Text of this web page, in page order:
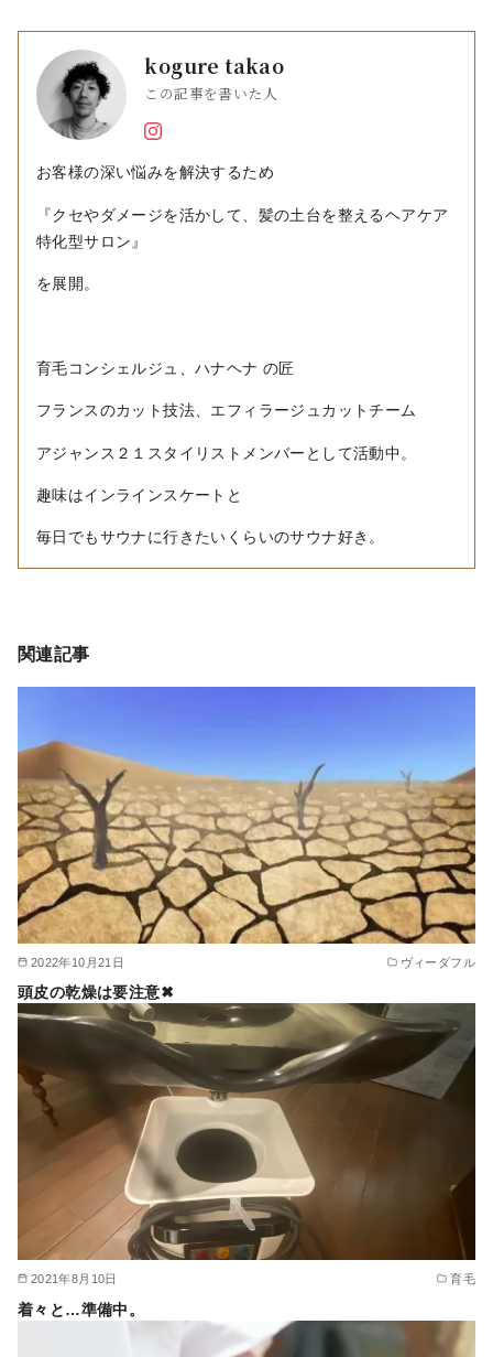
kogure takao
この記事を書いた人
お客様の深い悩みを解決するため
『クセやダメージを活かして、髪の土台を整えるヘアケア
特化型サロン』
を展開。
育毛コンシェルジュ、ハナヘナ の匠
フランスのカット技法、エフィラージュカットチーム
アジャンス２１スタイリストメンバーとして活動中。
趣味はインラインスケートと
毎日でもサウナに行きたいくらいのサウナ好き。
関連記事
2022年10月21日 ヴィーダフル
頭皮の乾燥は要注意✖︎
2021年8月10日 育毛
着々と…準備中。